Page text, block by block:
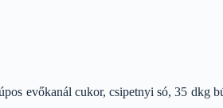
evőkanál cukor, csipetnyi só, 35 dkg